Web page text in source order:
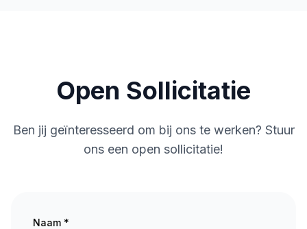
Open Sollicitatie
Ben jij geïnteresseerd om bij ons te werken? Stuur
ons een open sollicitatie!
Naam *